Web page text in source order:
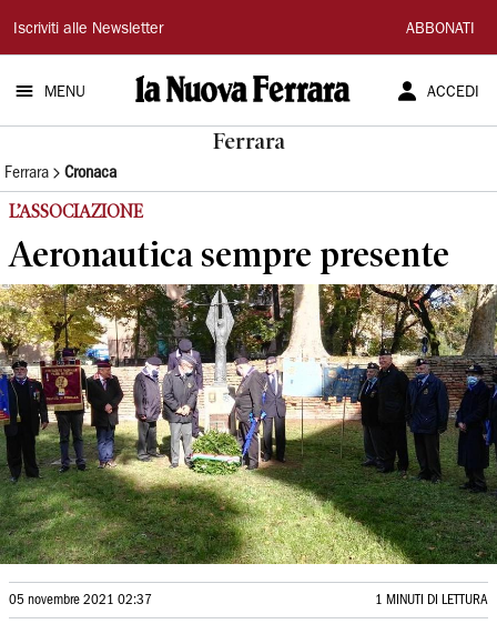
La
Nuova
Ferrara
Iscriviti alle Newsletter ABBONATI
MENU ACCEDI
Ferrara
Ferrara Cronaca
L’ASSOCIAZIONE
Aeronautica sempre presente
05 novembre 2021 02:37 1 MINUTI DI LETTURA